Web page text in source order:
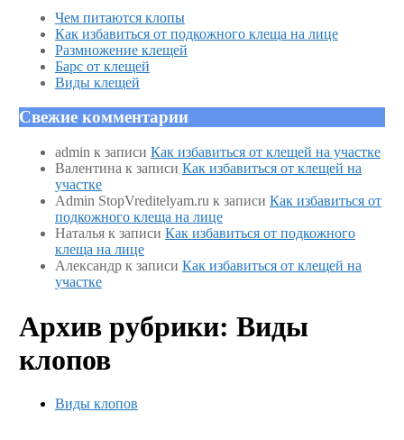
Чем питаются клопы
Как избавиться от подкожного клеща на лице
Размножение клещей
Барс от клещей
Виды клещей
Свежие комментарии
admin к записи Как избавиться от клещей на участке
Валентина к записи Как избавиться от клещей на
участке
Admin StopVreditelyam.ru к записи Как избавиться от
подкожного клеща на лице
Натальяк записи Как избавиться от подкожного
клеща на лице
Александрк записи Как избавиться от клещей на
участке
Архив рубрики: Виды
клопов
Виды клопов